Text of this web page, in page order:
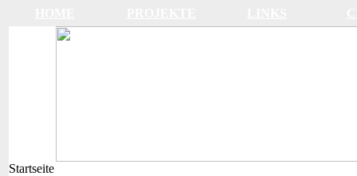
Startseite